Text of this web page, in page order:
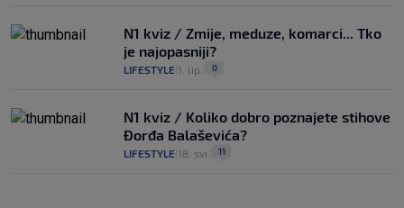
N1 kviz / Zmije, meduze, komarci... Tko
je najopasniji?
LIFESTYLE 1. lip. 0
N1 kviz / Koliko dobro poznajete stihove
Đorđa Balaševića?
LIFESTYLE 18. svi. 11